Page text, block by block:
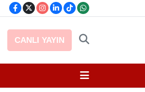
CANLI YAYIN